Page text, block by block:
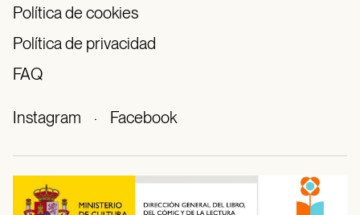
Política de cookies
Política de privacidad
FAQ
Instagram · Facebook